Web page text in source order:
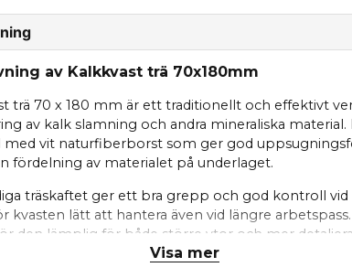
av Kalkkvast trä 70x180mm
trä 70 x 180 mm är ett traditionellt och effektivt
av kalk slamning och andra mineraliska material.
med vit naturfiberborst som ger god
fördelning av materialet på underlaget.
träskaftet ger ett bra grepp och god kontroll
kvasten lätt att hantera även vid längre
den lämplig för både större ytor och mer
där ett jämnt resultat är viktigt.
Visa mer